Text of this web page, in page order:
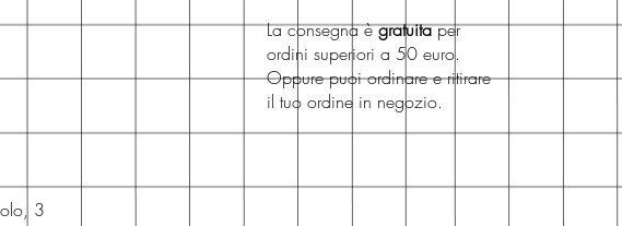
3
La consegna ègratuitaper
ordini superiori a 50 euro.
Oppure puoi ordinare e ritirare
il tuo ordine in negozio.